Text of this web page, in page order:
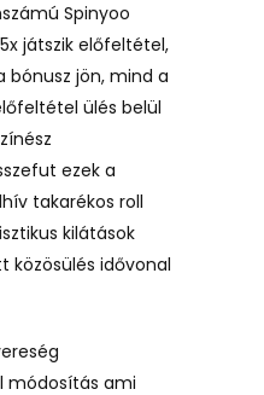
Spinyoo
játszik előfeltétel,
bónusz jön, mind a
ülés belül
ezek a
takarékos roll
kilátások
közösülés idővonal
módosítás ami